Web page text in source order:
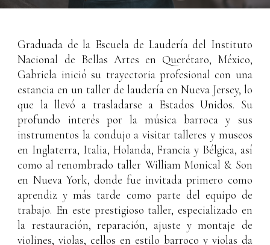
Graduada de la Escuela de Laudería del Instituto
Nacional de Bellas Artes en Querétaro, México,
Gabriela inició su trayectoria profesional con una
estancia en un taller de laudería en Nueva Jersey, lo
que la llevó a trasladarse a Estados Unidos. Su
profundo interés por la música barroca y sus
instrumentos la condujo a visitar talleres y museos
en Inglaterra, Italia, Holanda, Francia y Bélgica, así
como al renombrado taller William Monical & Son
en Nueva York, donde fue invitada primero como
aprendiz y más tarde como parte del equipo de
trabajo. En este prestigioso taller, especializado en
la restauración, reparación, ajuste y montaje de
violines, violas, cellos en estilo barroco y violas da